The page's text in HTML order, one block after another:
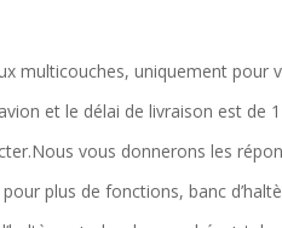
multicouches, uniquement pour
et le délai de livraison est de
vous donnerons les
plus de fonctions, banc